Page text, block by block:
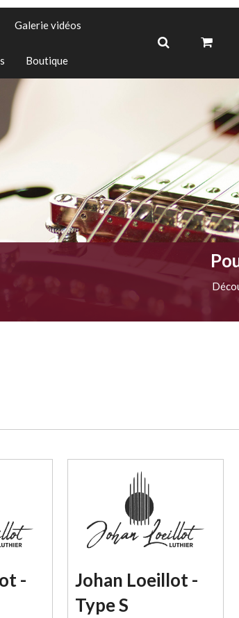
Galerie vidéos
Boutique
-
Johan Loeillot -
Type S